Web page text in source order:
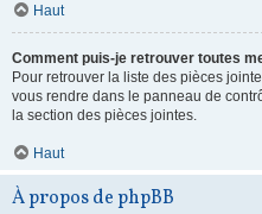
Haut
Comment puis-je retrouver toutes
Pour retrouver la liste des pièces
vous rendre dans le panneau de
la section des pièces jointes.
Haut
À propos de phpBB